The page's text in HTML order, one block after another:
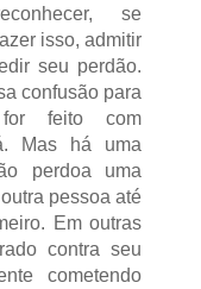
se
isso, admitir
seu perdão.
confusão para
feito com
Mas há uma
perdoa uma
pessoa até
Em outras
contra seu
cometendo